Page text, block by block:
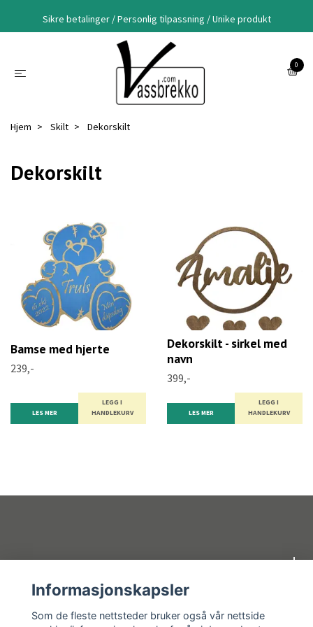
Sikre betalinger / Personlig tilpassning / Unike produkt
0
Hjem Skilt Dekorskilt
Dekorskilt
Bamse med hjerte
239,-
LES MER
LEGG I
HANDLEKURV
Dekorskilt - sirkel med
navn
399,-
LES MER
LEGG I
HANDLEKURV
Informasjonskapsler
Som de fleste nettsteder bruker også vår nettside